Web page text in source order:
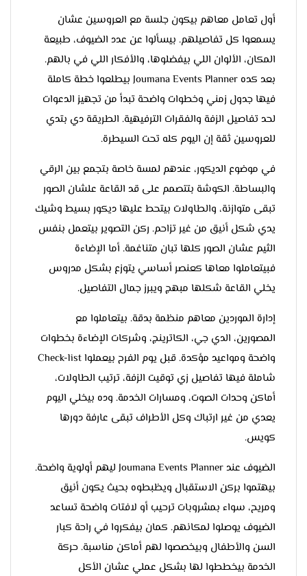
أول تعامل معاهم بيكون جلسة مع العروسين عشان
يسمعوا كل تفاصيلهم. بيسألوا عن عدد الضيوف، طبيعة
المكان، الألوان اللي بيفضلوها، والأفكار اللي في بالهم.
بعد كده Joumana Events Planner بيطلعوا خطة كاملة
فيها جدول زمني وخطوات واضحة تبدأ من تجهيز الدعوات
لحد تفاصيل الزفة والفقرات الترفيهية. الطريقة دي بتدي
للعروسين ثقة إن اليوم كله تحت السيطرة.
في موضوع الديكور، عندهم لمسة خاصة بتجمع بين الرقي
والبساطة. الكوشة بتتصمم على قد القاعة علشان الصور
تبقى متوازنة، والطاولات بيتحط عليها ديكور بسيط وشيك
يدي شكل أنيق من غير تزاحم. ركن التصوير بيتعمل بنفس
الثيم عشان الصور كلها تبان متناغمة. أما الإضاءة
فبيتعاملوا معاها كعنصر أساسي يتوزع بشكل مدروس
يخلي القاعة شكلها مبهج ويبرز جمال التفاصيل.
إدارة الموردين معاهم منظمة بدقة. بيتعاملوا مع
المصورين، الدي جي، الكاترينج، وشركات الإضاءة بخطوات
واضحة ومواعيد مؤكدة. قبل يوم الفرح بيعملوا Check-list
شاملة فيها تفاصيل زي توقيت الزفة، ترتيب الطاولات،
أماكن وحدات الصوت، ومسارات الخدمة. وده بيخلي اليوم
يعدي من غير ارتباك وكل الأطراف تبقى عارفة دورها
كويس.
الضيوف عند Joumana Events Planner ليهم أولوية واضحة.
بيهتموا بركن الاستقبال ويظبطوه بحيث يكون أنيق
ومريح، سواء بمشروبات ترحيب أو لافتات واضحة تساعد
الضيوف يوصلوا لمكانهم. كمان بيفكروا في راحة كبار
السن والأطفال وبيخصصوا لهم أماكن مناسبة. حركة
الخدمة بيخططوا لها بشكل عملي عشان الأكل